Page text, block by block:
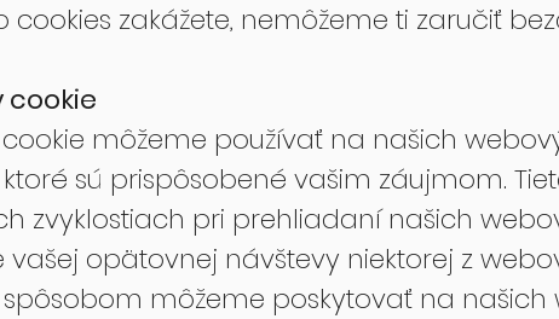
cookies zakážete, nemôžeme ti zaručiť
cookie
môžeme používať na našich
sú prispôsobené vašim záujmom.
zvyklostiach pri prehliadaní našich
opätovnej návštevy niektorej z
spôsobom môžeme poskytovať na